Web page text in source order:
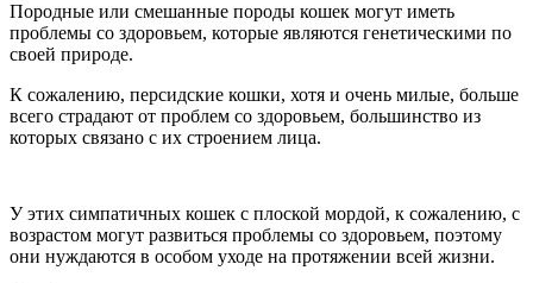
Породные или смешанные породы кошек могут иметь
проблемы со здоровьем, которые являются генетическими по
своей природе.
К сожалению, персидские кошки, хотя и очень милые, больше
всего страдают от проблем со здоровьем, большинство из
которых связано с их строением лица.
У этих симпатичных кошек с плоской мордой, к сожалению, с
возрастом могут развиться проблемы со здоровьем, поэтому
они нуждаются в особом уходе на протяжении всей жизни.